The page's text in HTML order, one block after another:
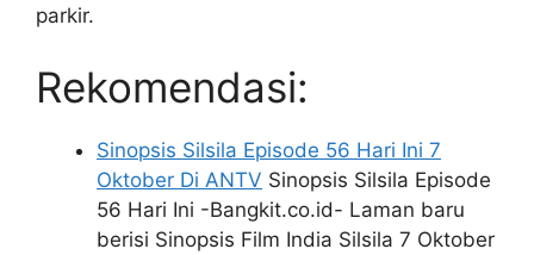
parkir.
Rekomendasi:
Sinopsis Silsila Episode 56 Hari Ini 7
Oktober Di ANTV Sinopsis Silsila Episode
56 Hari Ini -Bangkit.co.id- Laman baru
berisi Sinopsis Film India Silsila 7 Oktober